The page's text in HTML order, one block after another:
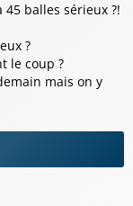
balles sérieux ?!
?
le coup ?
mais on y